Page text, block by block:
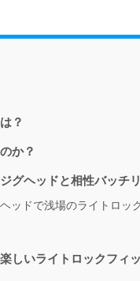
？
か？
グヘッドと相性バッチリ
ッドで浅場のライトロッ
しいライトロックフィ